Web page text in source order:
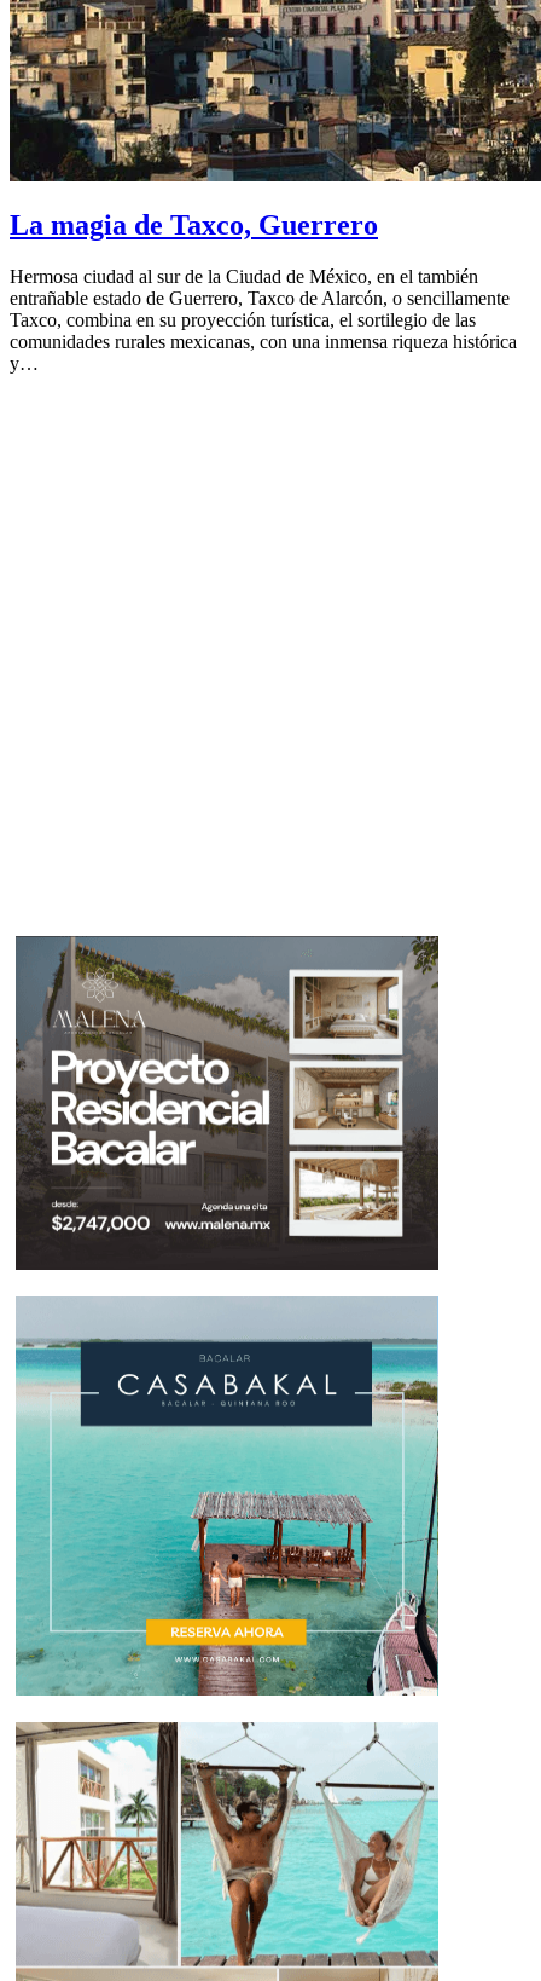
La magia de Taxco, Guerrero
Hermosa ciudad al sur de la Ciudad de México, en el también
entrañable estado de Guerrero, Taxco de Alarcón, o sencillamente
Taxco, combina en su proyección turística, el sortilegio de las
comunidades rurales mexicanas, con una inmensa riqueza histórica
y…